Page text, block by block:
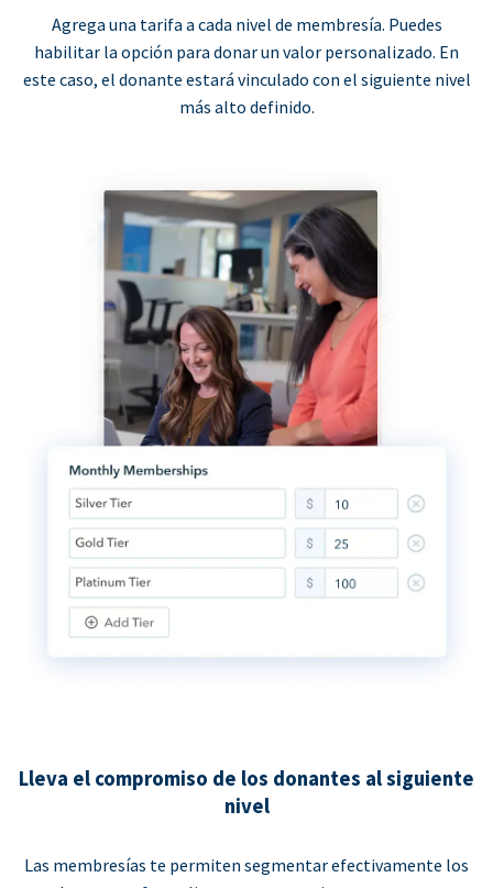
Agrega una tarifa a cada nivel de membresía. Puedes
habilitar la opción para donar un valor personalizado. En
este caso, el donante estará vinculado con el siguiente nivel
más alto definido.
Lleva el compromiso de los donantes al siguiente
nivel
Las membresías te permiten segmentar efectivamente los